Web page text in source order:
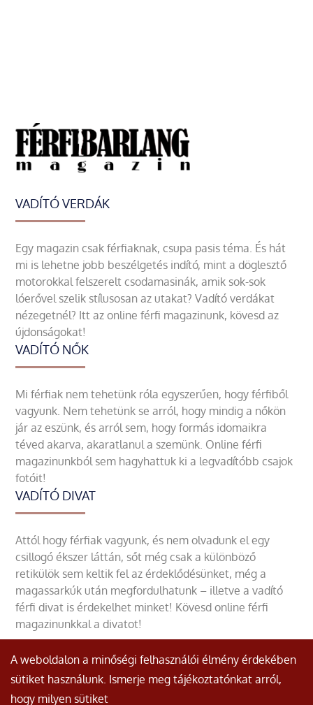
VADÍTÓ VERDÁK
Egy magazin csak férfiaknak, csupa pasis téma. És hát
mi is lehetne jobb beszélgetés indító, mint a döglesztő
motorokkal felszerelt csodamasinák, amik sok-sok
lóerővel szelik stílusosan az utakat? Vadító verdákat
nézegetnél? Itt az online férfi magazinunk, kövesd az
újdonságokat!
VADÍTÓ NŐK
Mi férfiak nem tehetünk róla egyszerűen, hogy férfiből
vagyunk. Nem tehetünk se arról, hogy mindig a nőkön
jár az eszünk, és arról sem, hogy formás idomaikra
téved akarva, akaratlanul a szemünk. Online férfi
magazinunkból sem hagyhattuk ki a legvadítóbb csajok
fotóit!
VADÍTÓ DIVAT
Attól hogy férfiak vagyunk, és nem olvadunk el egy
csillogó ékszer láttán, sőt még csak a különböző
retikülök sem keltik fel az érdeklődésünket, még a
magassarkúk után megfordulhatunk – illetve a vadító
férfi divat is érdekelhet minket! Kövesd online férfi
magazinunkkal a divatot!
A weboldalon a minőségi felhasználói élmény érdekében
sütiket használunk. Ismerje meg tájékoztatónkat arról,
hogy milyen sütiket